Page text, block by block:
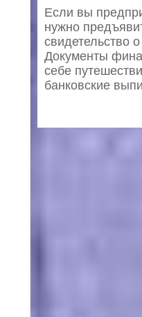
Если вы
нужно
свидетельство
Документы
себе
банковские